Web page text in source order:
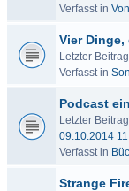
Verfasst in
Vier
Letzter
Verfasst in
Podcast
Letzter
09.10.2014
Verfasst in
Strange